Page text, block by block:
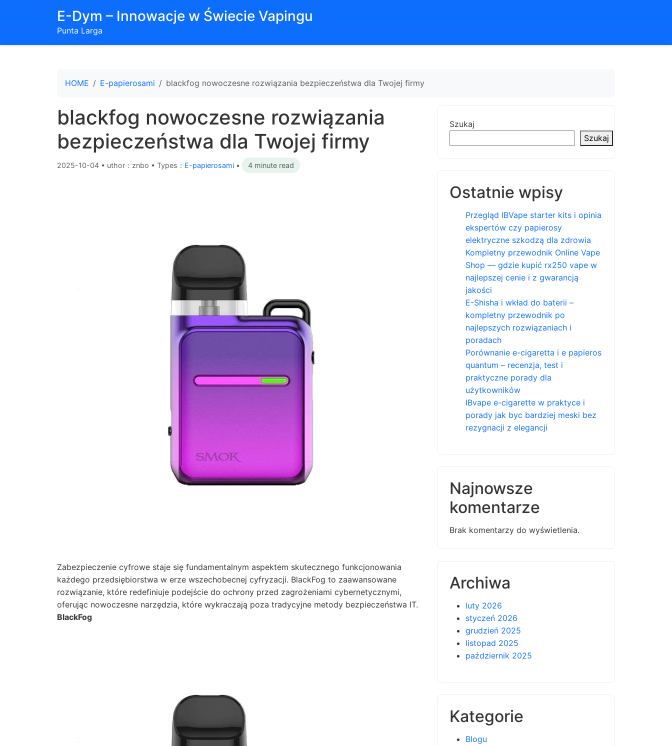
E-Dym – Innowacje w Świecie Vapingu
Punta Larga
HOME E-papierosami blackfog nowoczesne rozwiązania bezpieczeństwa dla Twojej firmy
blackfog nowoczesne rozwiązania
bezpieczeństwa dla Twojej firmy
2025-10-04 • uthor：znbo • Types： E-papierosami • 4 minute read
Zabezpieczenie cyfrowe staje się fundamentalnym aspektem skutecznego funkcjonowania
każdego przedsiębiorstwa w erze wszechobecnej cyfryzacji. BlackFog to zaawansowane
rozwiązanie, które redefiniuje podejście do ochrony przed zagrożeniami cybernetycznymi,
oferując nowoczesne narzędzia, które wykraczają poza tradycyjne metody bezpieczeństwa IT.
BlackFog
Szukaj
Szukaj
Ostatnie wpisy
Przegląd IBVape starter kits i opinia
ekspertów czy papierosy
elektryczne szkodzą dla zdrowia
Kompletny przewodnik Online Vape
Shop — gdzie kupić rx250 vape w
najlepszej cenie i z gwarancją
jakości
E-Shisha i wkład do baterii –
kompletny przewodnik po
najlepszych rozwiązaniach i
poradach
Porównanie e-cigaretta i e papieros
quantum – recenzja, test i
praktyczne porady dla
użytkowników
IBvape e-cigarette w praktyce i
porady jak byc bardziej meski bez
rezygnacji z elegancji
Najnowsze
komentarze
Brak komentarzy do wyświetlenia.
Archiwa
luty 2026
styczeń 2026
grudzień 2025
listopad 2025
październik 2025
Kategorie
Blogu